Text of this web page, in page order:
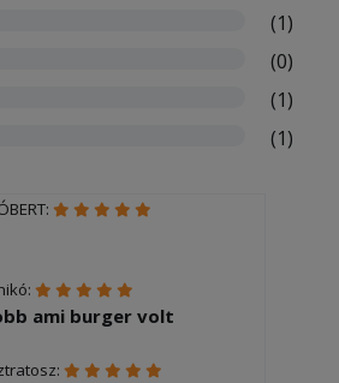
(1)
(0)
(1)
(1)
ami burger volt